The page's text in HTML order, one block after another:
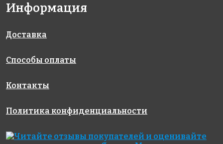
Эпоксидная
EVO S.145
Carbonio 2,5
кг.
EVO S.320
кг.
Информация
Доставка
Способы оплаты
Контакты
Политика конфиденциальности